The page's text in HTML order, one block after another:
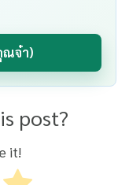
ณจ๋า)
post?
it!